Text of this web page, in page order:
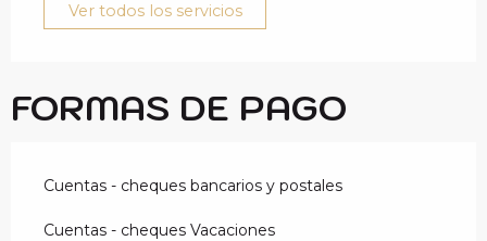
Ver todos los servicios
FORMAS DE PAGO
Cuentas - cheques bancarios y postales
Cuentas - cheques Vacaciones